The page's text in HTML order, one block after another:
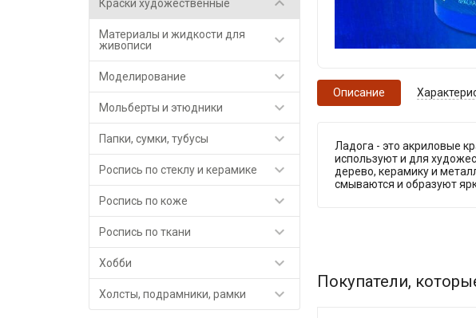
Краски художественные
Материалы и жидкости для
живописи

Моделирование 
Мольберты и этюдники 
Папки, сумки, тубусы 
Роспись по стеклу и керамике 
Роспись по коже 
Роспись по ткани 
Хобби 
Холсты, подрамники, рамки 
Описание
Ладога - это акриловые
используют и для
дерево, керамику и
смываются и образуют
Покупатели,